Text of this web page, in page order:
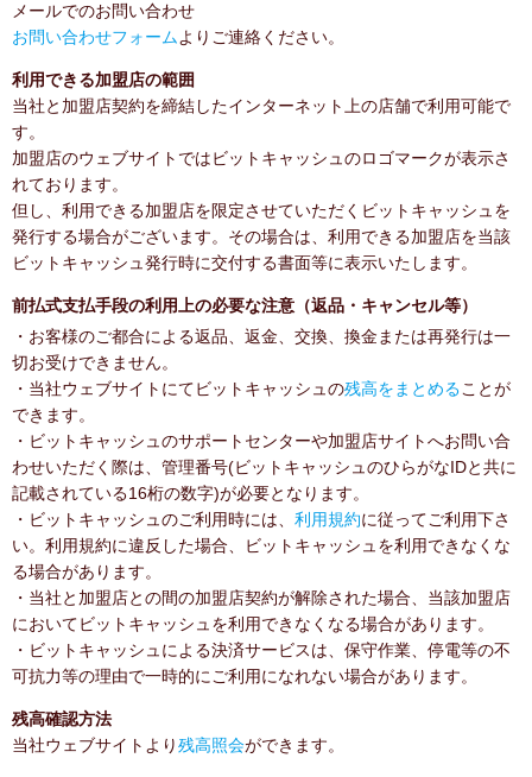
メールでのお問い合わせ
お問い合わせフォームよりご連絡ください。
利用できる加盟店の範囲
当社と加盟店契約を締結したインターネット上の店舗で利用可能で
す。
加盟店のウェブサイトではビットキャッシュのロゴマークが表示さ
れております。
但し、利用できる加盟店を限定させていただくビットキャッシュを
発行する場合がございます。その場合は、利用できる加盟店を当該
ビットキャッシュ発行時に交付する書面等に表示いたします。
前払式支払手段の利用上の必要な注意（返品・キャンセル等）
・お客様のご都合による返品、返金、交換、換金または再発行は一
切お受けできません。
・当社ウェブサイトにてビットキャッシュの残高をまとめることが
できます。
・ビットキャッシュのサポートセンターや加盟店サイトへお問い合
わせいただく際は、管理番号(ビットキャッシュのひらがなIDと共に
記載されている16桁の数字)が必要となります。
・ビットキャッシュのご利用時には、 利用規約に従ってご利用下さ
い。利用規約に違反した場合、ビットキャッシュを利用できなくな
る場合があります。
・当社と加盟店との間の加盟店契約が解除された場合、当該加盟店
においてビットキャッシュを利用できなくなる場合があります。
・ビットキャッシュによる決済サービスは、保守作業、停電等の不
可抗力等の理由で一時的にご利用になれない場合があります。
残高確認方法
当社ウェブサイトより残高照会ができます。